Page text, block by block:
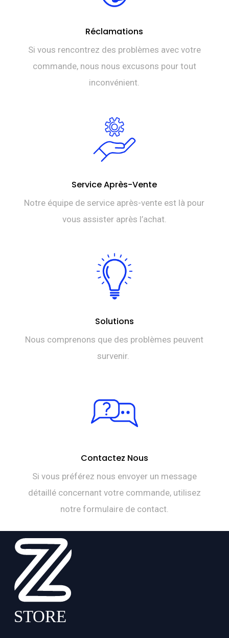
Réclamations
Si vous rencontrez des problèmes avec votre
commande, nous nous excusons pour tout
inconvénient.
Service Après-Vente
Notre équipe de service après-vente est là pour
vous assister après l’achat.
Solutions
Nous comprenons que des problèmes peuvent
survenir.
Contactez Nous
Si vous préférez nous envoyer un message
détaillé concernant votre commande, utilisez
notre formulaire de contact.